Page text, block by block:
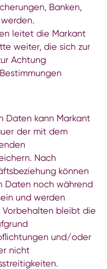
Banken,
leitet die Markant
weiter, die sich zur
Achtung
Daten kann Markant
der mit dem
Nach
können
Daten noch während
und werden
Vorbehalten bleibt die
und/oder
nicht